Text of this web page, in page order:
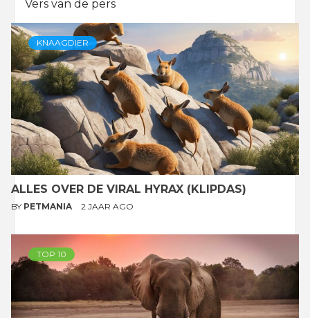
Vers van de pers
KNAAGDIER
ALLES OVER DE VIRAL HYRAX (KLIPDAS)
BY PETMANIA 2 JAAR AGO
TOP 10